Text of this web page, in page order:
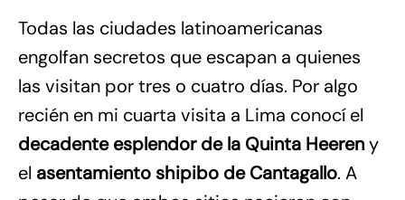
Todas las ciudades latinoamericanas
engolfan secretos que escapan a quienes
las visitan por tres o cuatro días. Por algo
recién en mi cuarta visita a Lima conocí el
decadente esplendor de la Quinta Heereny
el asentamiento shipibo de Cantagallo. A